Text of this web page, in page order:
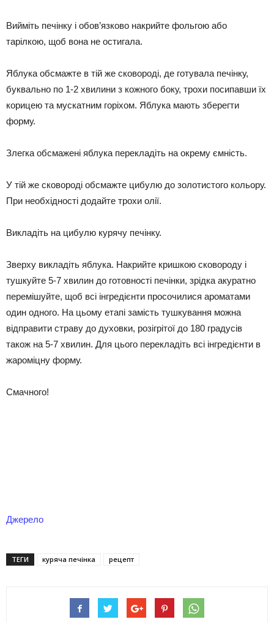
Вийміть печінку і обов’язково накрийте фольгою або
тарілкою, щоб вона не остигала.
Яблука обсмажте в тій же сковороді, де готувала печінку,
буквально по 1-2 хвилини з кожного боку, трохи посипавши їх
корицею та мускатним горіхом. Яблука мають зберегти
форму.
Злегка обсмажені яблука перекладіть на окрему ємність.
У тій же сковороді обсмажте цибулю до золотистого кольору.
При необхідності додайте трохи олії.
Викладіть на цибулю курячу печінку.
Зверху викладіть яблука. Накрийте кришкою сковороду і
тушкуйте 5-7 хвилин до готовності печінки, зрідка акуратно
перемішуйте, щоб всі інгредієнти просочилися ароматами
один одного. На цьому етапі замість тушкування можна
відправити страву до духовки, розігрітої до 180 градусів
також на 5-7 хвилин. Для цього перекладіть всі інгредієнти в
жароміцну форму.
Смачного!
Джерело
ТЕГИ куряча печінка рецепт